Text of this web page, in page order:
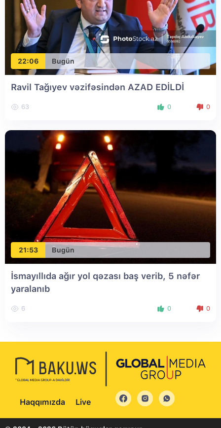
22:06 Bugün
Ravil Tağıyev vəzifəsindən AZAD EDİLDİ
63 0 0
21:53 Bugün
İsmayıllıda ağır yol qəzası baş verib, 5 nəfər
yaralanıb
6 0 0
Haqqımızda Live